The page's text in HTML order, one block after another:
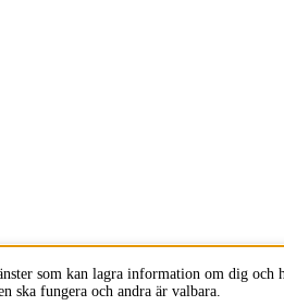
som kan lagra information om dig och
ska fungera och andra är valbara.